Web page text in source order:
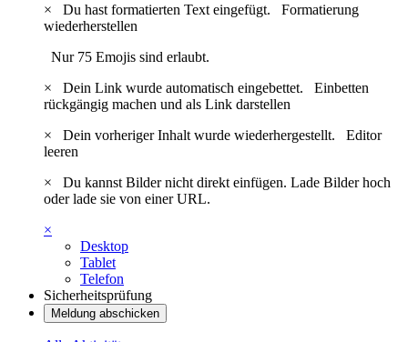
×
Du hast formatierten Text eingefügt. Formatierung
wiederherstellen
Nur 75 Emojis sind erlaubt.
×
Dein Link wurde automatisch eingebettet. Einbetten
rückgängig machen und als Link darstellen
×
Dein vorheriger Inhalt wurde wiederhergestellt. Editor
leeren
×
Du kannst Bilder nicht direkt einfügen. Lade Bilder hoch
oder lade sie von einer URL.
×
Desktop
Tablet
Telefon
Sicherheitsprüfung
Meldung abschicken